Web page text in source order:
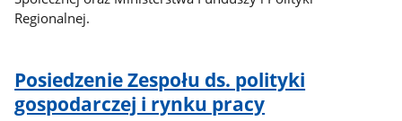
Regionalnej.
Posiedzenie Zespołu ds. polityki
gospodarczej i rynku pracy